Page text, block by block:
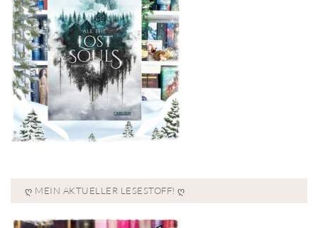
Ღ MEIN AKTUELLER LESESTOFF! Ღ